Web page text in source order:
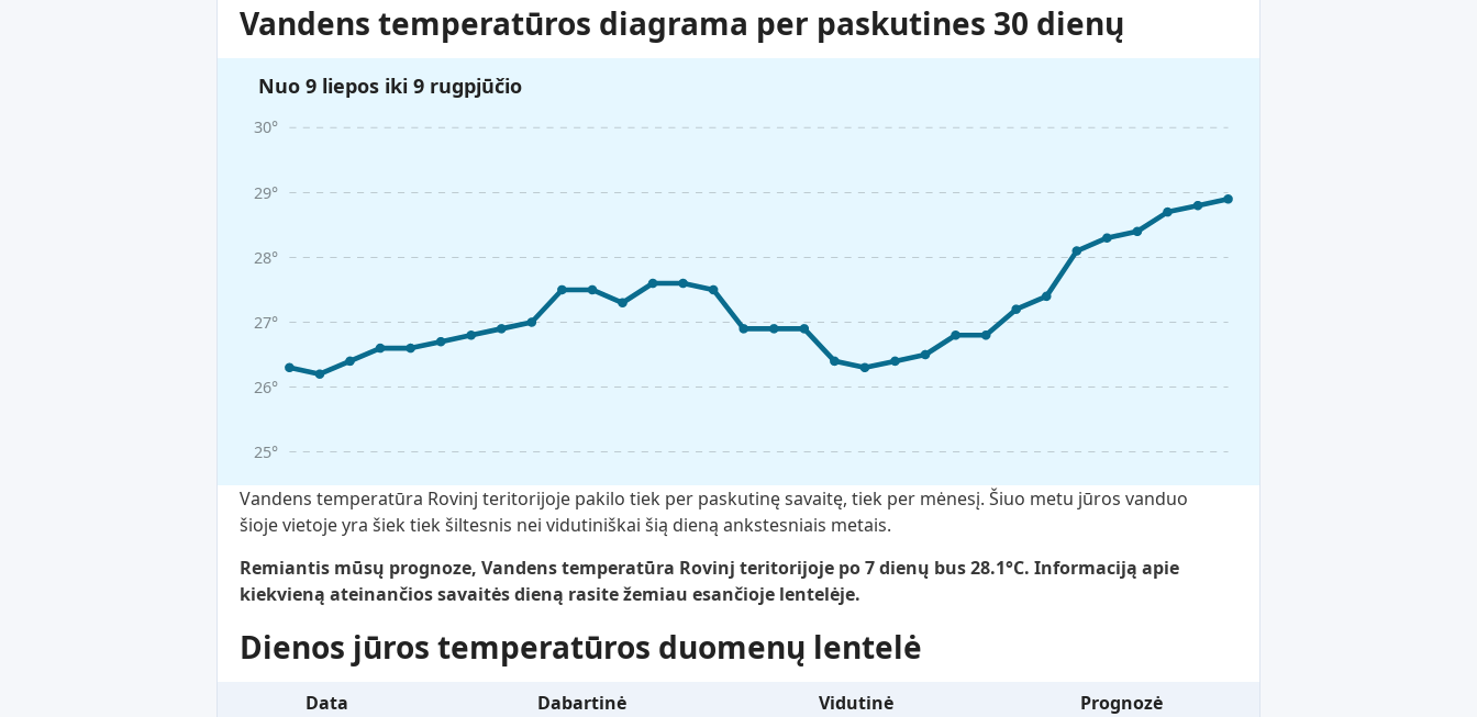
Vandens temperatūros diagrama per paskutines 30 dienų
Nuo 9 liepos iki 9 rugpjūčio
25°
26°
27°
28°
29°
30°
Vandens temperatūra Rovinj teritorijoje pakilo tiek per paskutinę savaitę, tiek per mėnesį. Šiuo metu jūros vanduo
šioje vietoje yra šiek tiek šiltesnis nei vidutiniškai šią dieną ankstesniais metais.
Remiantis mūsų prognoze, Vandens temperatūra Rovinj teritorijoje po 7 dienų bus 28.1°C. Informaciją apie
kiekvieną ateinančios savaitės dieną rasite žemiau esančioje lentelėje.
Dienos jūros temperatūros duomenų lentelė
Data Dabartinė Vidutinė
Prognozė